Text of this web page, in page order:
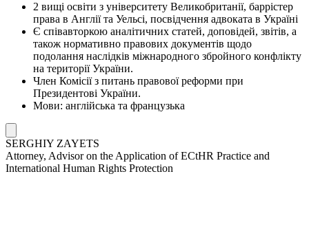
2 вищі освіти з університету Великобританії, баррістер
права в Англії та Уельсі, посвідчення адвоката в Україні
Є співавторкою аналітичних статей, доповідей, звітів, а
також нормативно правових документів щодо
подолання наслідків міжнародного збройного конфлікту
на території України.
Член Комісії з питань правової реформи при
Президентові України.
Мови: англійська та французька
SERGHIY ZAYETS
Attorney, Advisor on the Application of ECtHR Practice and
International Human Rights Protection